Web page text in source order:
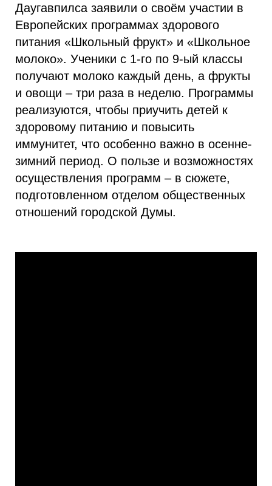
Даугавпилса заявили о своём участии в
Европейских программах здорового
питания «Школьный фрукт» и «Школьное
молоко». Ученики с 1-го по 9-ый классы
получают молоко каждый день, а фрукты
и овощи – три раза в неделю. Программы
реализуются, чтобы приучить детей к
здоровому питанию и повысить
иммунитет, что особенно важно в осенне-
зимний период. О пользе и возможностях
осуществления программ – в сюжете,
подготовленном отделом общественных
отношений городской Думы.